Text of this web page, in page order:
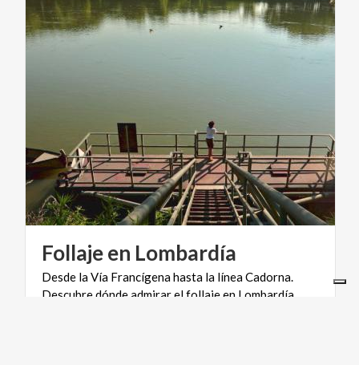
Follajeen Lombardía
Desde laVía Francígenahasta la líneaCadorna.
Descubredónde admirarelfollajeen Lombardía